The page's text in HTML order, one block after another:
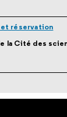
réservation
la Cité des